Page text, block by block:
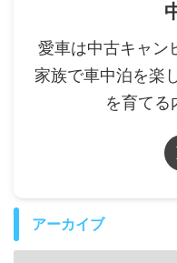
愛車は中古キャン
家族で車中泊を楽
を育てる
アーカイブ